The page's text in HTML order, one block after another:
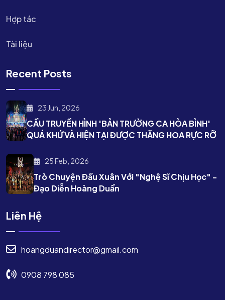
Hợp tác
Tài liệu
Recent Posts
23 Jun, 2026
CẦU TRUYỀN HÌNH 'BẢN TRƯỜNG CA HÒA BÌNH'
QUÁ KHỨ VÀ HIỆN TẠI ĐƯỢC THĂNG HOA RỰC RỠ
25 Feb, 2026
Trò Chuyện Đầu Xuân Với "nghệ Sĩ Chịu Học" -
Đạo Diễn Hoàng Duẩn
Liên Hệ
hoangduandirector@gmail.com
0908 798 085